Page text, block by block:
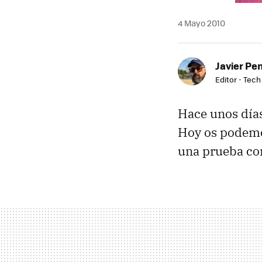
4 Mayo 2010
Javier
Editor - Tech
Hace unos
Hoy os
una prueba